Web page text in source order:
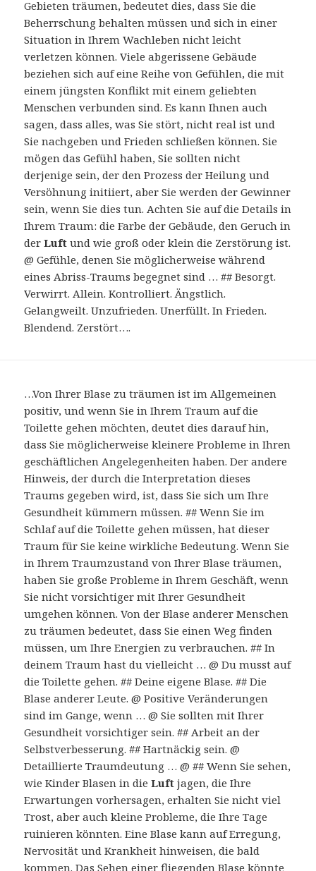
Gebieten träumen, bedeutet dies, dass Sie die
Beherrschung behalten müssen und sich in einer
Situation in Ihrem Wachleben nicht leicht
verletzen können. Viele abgerissene Gebäude
beziehen sich auf eine Reihe von Gefühlen, die mit
einem jüngsten Konflikt mit einem geliebten
Menschen verbunden sind. Es kann Ihnen auch
sagen, dass alles, was Sie stört, nicht real ist und
Sie nachgeben und Frieden schließen können. Sie
mögen das Gefühl haben, Sie sollten nicht
derjenige sein, der den Prozess der Heilung und
Versöhnung initiiert, aber Sie werden der Gewinner
sein, wenn Sie dies tun. Achten Sie auf die Details in
Ihrem Traum: die Farbe der Gebäude, den Geruch in
derLuft und wie groß oder klein die Zerstörung ist.
@ Gefühle, denen Sie möglicherweise während
eines Abriss-Traums begegnet sind … ## Besorgt.
Verwirrt. Allein. Kontrolliert. Ängstlich.
Gelangweilt. Unzufrieden. Unerfüllt. In Frieden.
Blendend. Zerstört….
…Von Ihrer Blase zu träumen ist im Allgemeinen
positiv, und wenn Sie in Ihrem Traum auf die
Toilette gehen möchten, deutet dies darauf hin,
dass Sie möglicherweise kleinere Probleme in Ihren
geschäftlichen Angelegenheiten haben. Der andere
Hinweis, der durch die Interpretation dieses
Traums gegeben wird, ist, dass Sie sich um Ihre
Gesundheit kümmern müssen. ## Wenn Sie im
Schlaf auf die Toilette gehen müssen, hat dieser
Traum für Sie keine wirkliche Bedeutung. Wenn Sie
in Ihrem Traumzustand von Ihrer Blase träumen,
haben Sie große Probleme in Ihrem Geschäft, wenn
Sie nicht vorsichtiger mit Ihrer Gesundheit
umgehen können. Von der Blase anderer Menschen
zu träumen bedeutet, dass Sie einen Weg finden
müssen, um Ihre Energien zu verbrauchen. ## In
deinem Traum hast du vielleicht … @ Du musst auf
die Toilette gehen. ## Deine eigene Blase. ## Die
Blase anderer Leute. @ Positive Veränderungen
sind im Gange, wenn … @ Sie sollten mit Ihrer
Gesundheit vorsichtiger sein. ## Arbeit an der
Selbstverbesserung. ## Hartnäckig sein. @
Detaillierte Traumdeutung … @ ## Wenn Sie sehen,
wie Kinder Blasen in dieLuft jagen, die Ihre
Erwartungen vorhersagen, erhalten Sie nicht viel
Trost, aber auch kleine Probleme, die Ihre Tage
ruinieren könnten. Eine Blase kann auf Erregung,
Nervosität und Krankheit hinweisen, die bald
kommen. Das Sehen einer fliegenden Blase könnte